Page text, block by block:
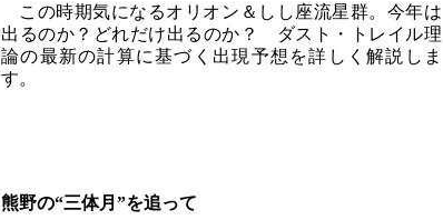
この時期気になるオリオン＆しし座流星群。今年は
出るのか？どれだけ出るのか？ ダスト・トレイル理
論の最新の計算に基づく出現予想を詳しく解説しま
す。
熊野の“三体月”を追って